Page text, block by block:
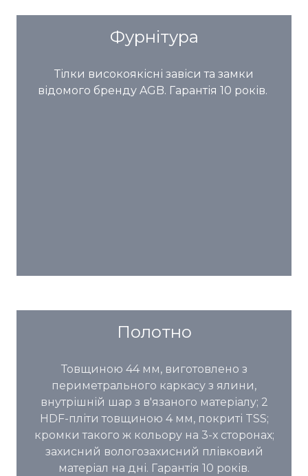
Фурнітура
Тілки високоякісні завіси та замки
відомого бренду AGB. Гарантія 10 років.
Полотно
Товщиною 44 мм, виготовлено з
периметрального каркасу з ялини,
внутрішній шар з в'язаного матеріалу; 2
HDF-пліти товщиною 4 мм, покриті TSS;
кромки такого ж кольору на 3-х сторонах;
захисний вологозахисний плівковий
матеріал на дні. Гарантія 10 років.